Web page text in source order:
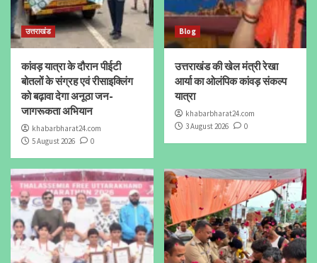
उत्तराखंड
कांवड़ यात्रा के दौरान पीईटी
बोतलों के संग्रह एवं रीसाइक्लिंग
को बढ़ावा देगा अनूठा जन-
जागरूकता अभियान
khabarbharat24.com
5 August 2026
0
Blog
उत्तराखंड की खेल मंत्री रेखा
आर्या का ओलंपिक कांवड़ संकल्प
यात्रा
khabarbharat24.com
3 August 2026
0